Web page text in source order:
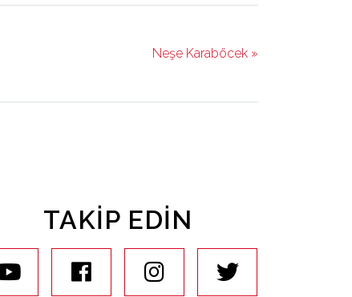
Neşe Karaböcek »
TAKIP EDIN
youtube facebook instagram